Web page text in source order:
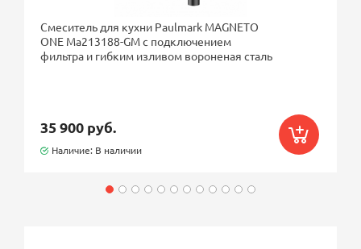
Смеситель для кухни Paulmark MAGNETO
ONE Ma213188-GM с подключением
фильтра и гибким изливом вороненая сталь
35 900 руб.
Наличие: В наличии